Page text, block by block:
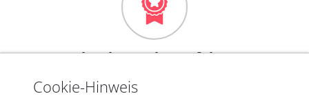
Mehr als 10 Jahre Erfahrung
In den Kfz-Diagnosegeräten von autoaid stecken
Cookie-Hinweis